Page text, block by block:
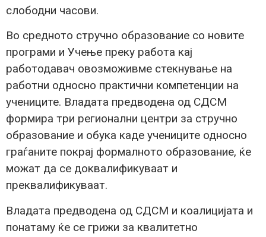
слободни часови.
Во средното стручно образование со новите
програми и Учење преку работа кај
работодавач овозможивме стекнување на
работни односно практични компетенции на
учениците. Владата предводена од СДСМ
формира три регионални центри за стручно
образование и обука каде учениците односно
граѓаните покрај формалното образование, ќе
можат да се доквалификуваат и
преквалификуваат.
Владата предводена од СДСМ и коалицијата и
понатаму ќе се грижи за квалитетно